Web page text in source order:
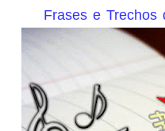
Frases e Trechos